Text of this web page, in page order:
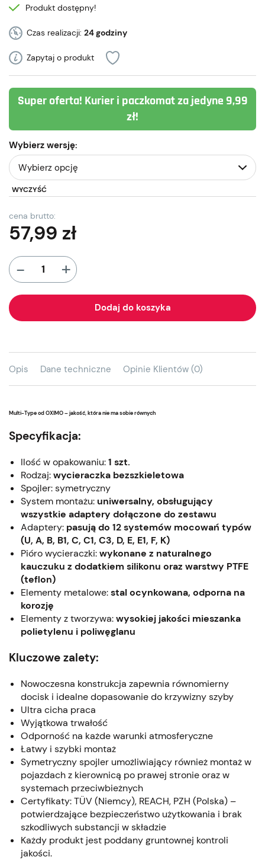
Produkt dostępny!
Czas realizacji: 24 godziny
Zapytaj o produkt
Super oferta! Kurier i paczkomat za jedyne 9,99
zł!
Wybierz wersję:
WYCZYŚĆ
cena brutto:
57,99 zł
- +
Dodaj do koszyka
Opis Dane techniczne Opinie Klientów (0)
Multi-Type od OXIMO – jakość, która nie ma sobie równych
Specyfikacja:
Ilość w opakowaniu:1 szt.
Rodzaj:wycieraczka bezszkieletowa
Spojler: symetryczny
System montażu: uniwersalny, obsługujący
wszystkie adaptery dołączone do zestawu
Adaptery: pasują do 12 systemów mocowań typów
(U, A, B, B1, C, C1, C3, D, E, E1, F, K)
Pióro wycieraczki:wykonane z naturalnego
kauczuku z dodatkiem silikonu oraz warstwy PTFE
(teflon)
Elementy metalowe:stal ocynkowana, odporna na
korozję
Elementy z tworzywa:wysokiej jakości mieszanka
polietylenu i poliwęglanu
Kluczowe zalety:
Nowoczesna konstrukcja zapewnia równomierny
docisk i idealne dopasowanie do krzywizny szyby
Ultra cicha praca
Wyjątkowa trwałość
Odporność na każde warunki atmosferyczne
Łatwy i szybki montaż
Symetryczny spojler umożliwiający również montaż w
pojazdach z kierownicą po prawej stronie oraz w
systemach przeciwbieżnych
Certyfikaty: TÜV (Niemcy), REACH, PZH (Polska) –
potwierdzające bezpieczeństwo użytkowania i brak
szkodliwych substancji w składzie
Każdy produkt jest poddany gruntownej kontroli
jakości.